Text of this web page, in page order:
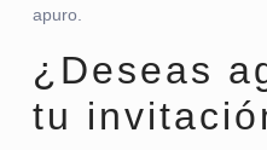
apuro.
¿Deseas
tu